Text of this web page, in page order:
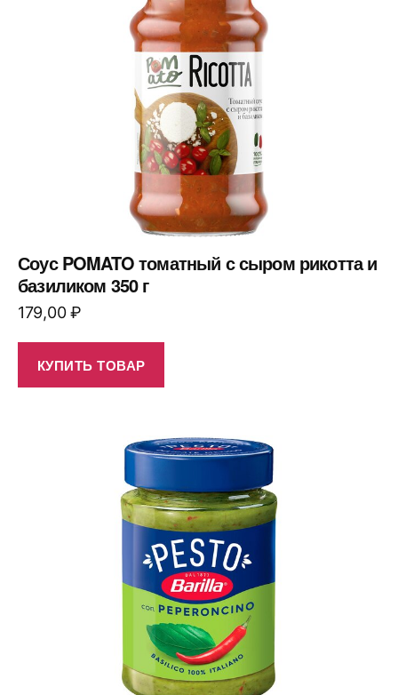
Соус POMATO томатный с сыром рикотта и
базиликом 350 г
179,00₽
КУПИТЬ ТОВАР